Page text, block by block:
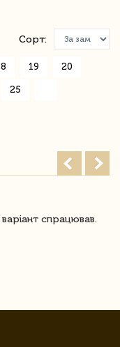
Сорт:
19 20
25
спрацював.